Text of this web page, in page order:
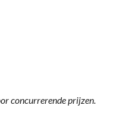
concurrerende prijzen.